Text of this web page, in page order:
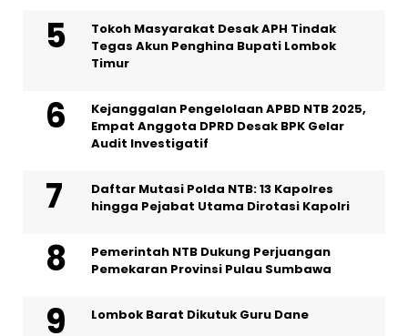
Tokoh Masyarakat Desak APH Tindak
Tegas Akun Penghina Bupati Lombok
Timur
Kejanggalan Pengelolaan APBD NTB 2025,
Empat Anggota DPRD Desak BPK Gelar
Audit Investigatif
Daftar Mutasi Polda NTB: 13 Kapolres
hingga Pejabat Utama Dirotasi Kapolri
Pemerintah NTB Dukung Perjuangan
Pemekaran Provinsi Pulau Sumbawa
Lombok Barat Dikutuk Guru Dane